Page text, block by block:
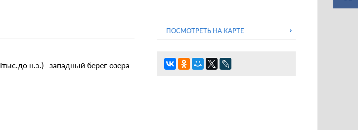
ПОСМОТРЕТЬ НА КАРТЕ
н.э.) западный берег озера